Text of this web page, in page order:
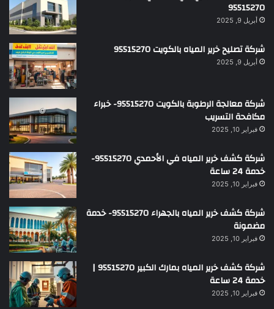
95515270
أبريل 9, 2025
شركة تصليح خرير المياه بالكويت 95515270
أبريل 9, 2025
شركة معالجة الرطوبة بالكويت 95515270- خبراء
مكافحة التسريب
فبراير 10, 2025
شركة كشف خرير المياه في الأحمدي 95515270-
خدمة 24 ساعة
فبراير 10, 2025
شركة كشف خرير المياه بالجهراء 95515270- خدمة
مضمونة
فبراير 10, 2025
شركة كشف خرير المياه بمارك الكبير 95515270 |
خدمة 24 ساعة
فبراير 10, 2025